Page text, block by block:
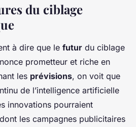
du ciblage
à dire que le futur du ciblage
prometteur et riche en
les prévisions, on voit que
de l’intelligence artificielle
innovations pourraient
les campagnes publicitaires